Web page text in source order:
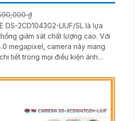
₫
DS-2CD1043G2-LIUF/SL là lựa
giám sát chất lượng cao. Với
megapixel, camera này mang
tiết trong mọi điều kiện ánh
đêm như ban ngày